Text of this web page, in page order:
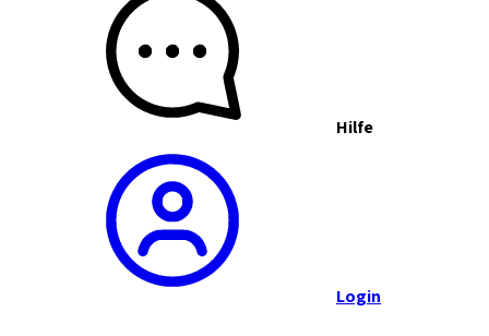
Hilfe
Login